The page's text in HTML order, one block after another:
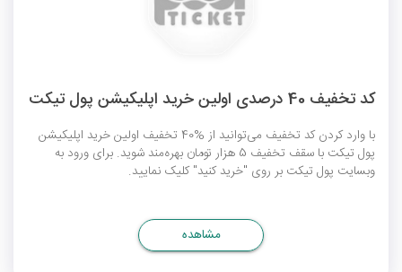
کد تخفیف 40 درصدی اولین خرید اپلیکیشن پول تیکت
با وارد کردن کد تخفیف می‌توانید از %40 تخفیف اولین خرید اپلیکیشن
پول تیکت با سقف تخفیف 5 هزار تومان بهره‌مند شوید. برای ورود به
وبسایت پول تیکت بر روی "خرید کنید" کلیک نمایید.
مشاهده